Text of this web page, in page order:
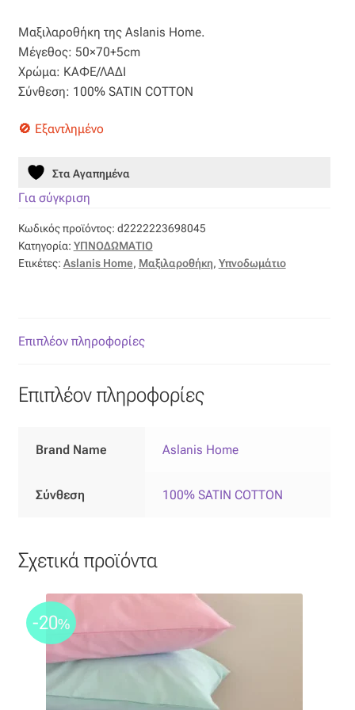
Βελούδο
Γάζα
Γκρο
Δαντέλα
Ζακάρ
Καραβόπανο
Λονέτα
Μουσελίνα
Οργάντζα
was:
17,50 €.
τιμή
είναι:
8,75 €.
Μαξιλαροθήκη της Aslanis Home.
Μέγεθος: 50×70+5cm
Χρώμα: ΚΑΦΕ/ΛΑΔΙ
Σύνθεση: 100% SATIN COTTON
Εξαντλημένο
Στα Αγαπημένα
Για σύγκριση
Κωδικός προϊόντος: d2222223698045
Κατηγορία: ΥΠΝΟΔΩΜΑΤΙΟ
Ετικέτες: Aslanis Home, Μαξιλαροθήκη, Υπνοδωμάτιο
Επιπλέον πληροφορίες
Επιπλέον πληροφορίες
Brand Name Aslanis Home
Σύνθεση 100% SATIN COTTON
Σχετικά προϊόντα
-20%